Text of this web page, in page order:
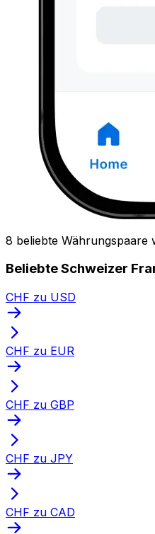
8 beliebte Währungspaare
Beliebte Schweizer
CHF zu USD
CHF zu EUR
CHF zu GBP
CHF zu JPY
CHF zu CAD